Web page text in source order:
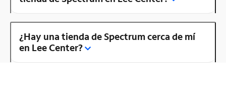
¿Hay una tienda de Spectrum cerca de mí
en Lee Center?